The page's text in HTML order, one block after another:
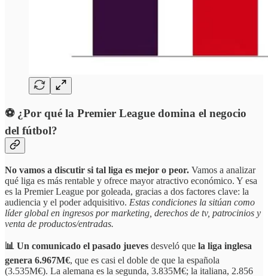
⚽ ¿Por qué la Premier League domina el negocio
del fútbol?
No vamos a discutir si tal liga es mejor o peor. Vamos a analizar
qué liga es más rentable y ofrece mayor atractivo económico. Y esa
es la Premier League por goleada, gracias a dos factores clave: la
audiencia y el poder adquisitivo. Estas condiciones la sitúan como
líder global en ingresos por marketing, derechos de tv, patrocinios y
venta de productos/entradas.
📊 Un comunicado el pasado jueves desveló que la liga inglesa
genera 6.967M€, que es casi el doble de que la española
(3.535M€). La alemana es la segunda, 3.835M€; la italiana, 2.856